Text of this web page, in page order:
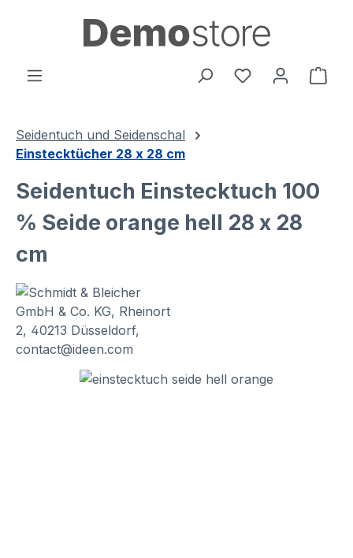
Seidentuch und Seidenschal
Einstecktücher 28 x 28 cm
Seidentuch Einstecktuch 100
% Seide orange hell 28 x 28
cm
Bildergalerie überspringen